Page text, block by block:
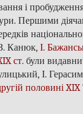
і
Першими
З. Канюк,І.
ст. були
І.
половині XIX